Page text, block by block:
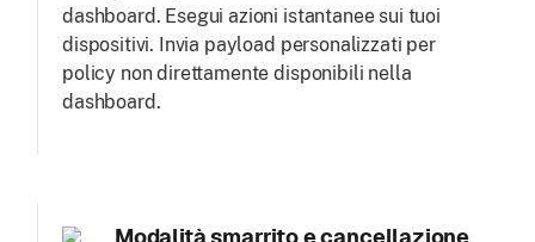
dashboard. Esegui azioni istantanee sui tuoi
dispositivi. Invia payload personalizzati per
policy non direttamente disponibili nella
dashboard.
Modalità smarrito e cancellazione